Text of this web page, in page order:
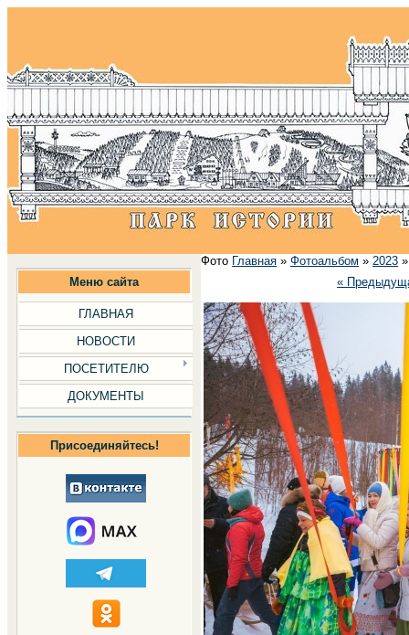
Меню сайта
ГЛАВНАЯ
НОВОСТИ
ПОСЕТИТЕЛЮ
ДОКУМЕНТЫ
Присоединяйтесь!
Фото Главная »Фотоальбом »2023
«